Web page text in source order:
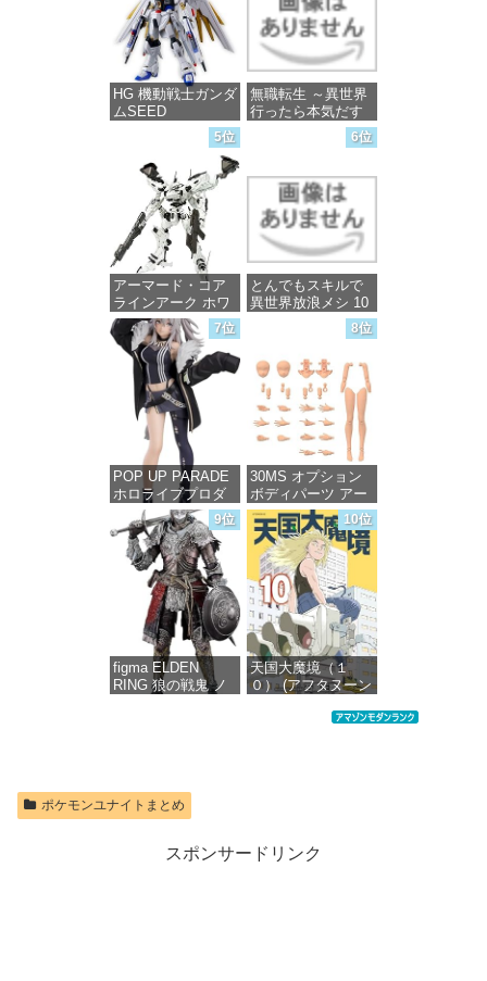
価格：¥13,756
HG 機動戦士ガンダ
ムSEED
FREEDOM マイテ
ィーストライクフ
リーダムガンダム
1/144スケール 色分
け済みプラモデル
価格：¥4,800
無職転生 ～異世界
行ったら本気だす
～ 20 (MFコミック
ス フラッパーシ
価格：¥748
5位
アーマード・コア
ラインアーク ホワ
イト・グリント 全
高約160mm 1/72ス
ケール プラモデル
価格：¥7,367
6位
とんでもスキルで
異世界放浪メシ 10
(ガルドコミックス)
価格：¥726
7位
POP UP PARADE
ホロライブプロダ
クション 獅白ぼた
ん ノンスケール プ
ラスチック製 塗装
済み完成品フィギ
価格：¥4,676
8位
30MS オプション
ボディパーツ アー
ムパーツ&レッグパ
ーツ [カラーC] 色
分け済みプラモデ
ル
価格：¥1,949
9位
figma ELDEN
RING 狼の戦鬼 ノ
10位
天国大魔境（１
０） (アフタヌーン
ポケモンユナイトまとめ
スポンサードリンク